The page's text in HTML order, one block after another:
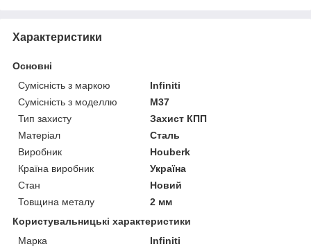
Характеристики
Основні
Сумісність з маркою
Infiniti
Сумісність з моделлю
M37
Тип захисту
Захист КПП
Матеріал
Сталь
Виробник
Houberk
Країна виробник
Україна
Стан
Новий
Товщина металу
2 мм
Користувальницькі характеристики
Марка
Infiniti